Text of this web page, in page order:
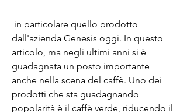
dall'azienda Genesis oggi. In questo
articolo, ma negli ultimi anni si è
guadagnata un posto importante
anche nella scena del caffè. Uno dei
prodotti che sta guadagnando
popolarità è il caffè verde, riducendo il